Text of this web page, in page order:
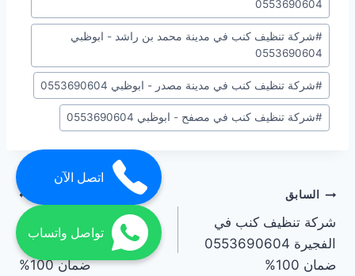
0553690604
#شركة تنظيف كنب في مدينة محمد بن راشد - ابوظبي
0553690604
#شركة تنظيف كنب في مدينة مصدر - ابوظبي 0553690604
#شركة تنظيف كنب في مصفح - ابوظبي 0553690604
تصفّح
المقالات
السابق
شركة تنظيف كنب في
الفجيرة 0553690604
ضمان 100%
شركة تنظيف كنب في
العين 0553690604
ضمان 100%
اتصل الآن
تواصل واتساب